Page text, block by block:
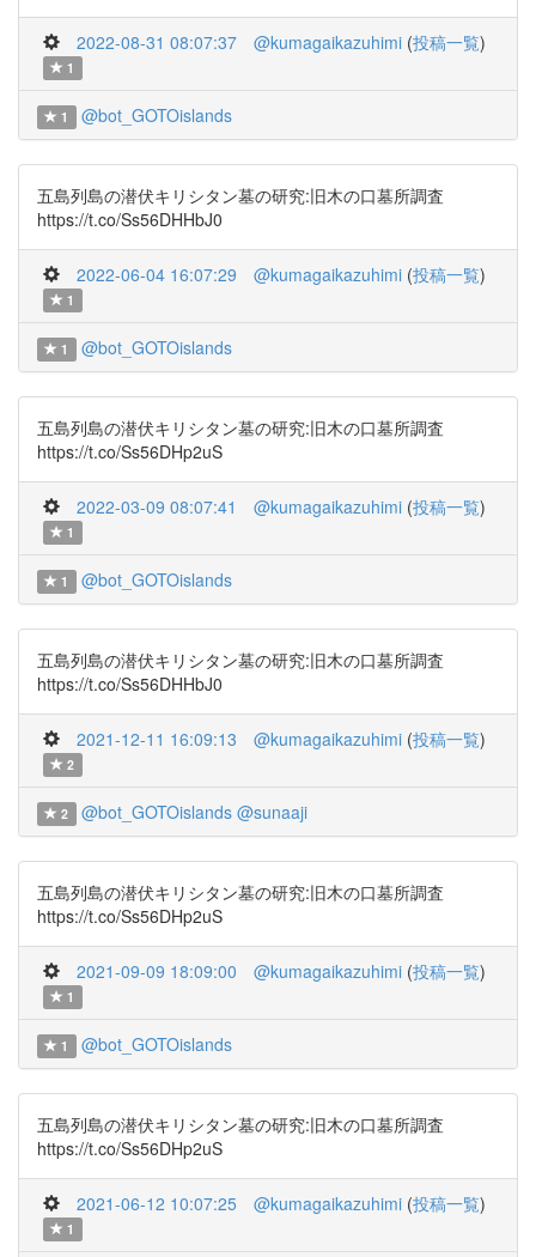
2022-08-31 08:07:37 @kumagaikazuhimi (投稿一覧)
1
1 @bot_GOTOislands
五島列島の潜伏キリシタン墓の研究:旧木の口墓所調査
https://t.co/Ss56DHHbJ0
2022-06-04 16:07:29 @kumagaikazuhimi (投稿一覧)
1
1 @bot_GOTOislands
五島列島の潜伏キリシタン墓の研究:旧木の口墓所調査
https://t.co/Ss56DHp2uS
2022-03-09 08:07:41 @kumagaikazuhimi (投稿一覧)
1
1 @bot_GOTOislands
五島列島の潜伏キリシタン墓の研究:旧木の口墓所調査
https://t.co/Ss56DHHbJ0
2021-12-11 16:09:13 @kumagaikazuhimi (投稿一覧)
2
2 @bot_GOTOislands @sunaaji
五島列島の潜伏キリシタン墓の研究:旧木の口墓所調査
https://t.co/Ss56DHp2uS
2021-09-09 18:09:00 @kumagaikazuhimi (投稿一覧)
1
1 @bot_GOTOislands
五島列島の潜伏キリシタン墓の研究:旧木の口墓所調査
https://t.co/Ss56DHp2uS
2021-06-12 10:07:25 @kumagaikazuhimi (投稿一覧)
1